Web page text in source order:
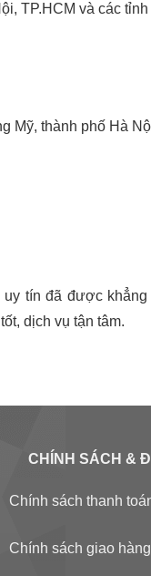
TP.HCM và các
Mỹ, thành phố Hà
tín đã được
dịch vụ tận tâm.
CHÍNH SÁCH &
Chính sách thanh
Chính sách giao hàng